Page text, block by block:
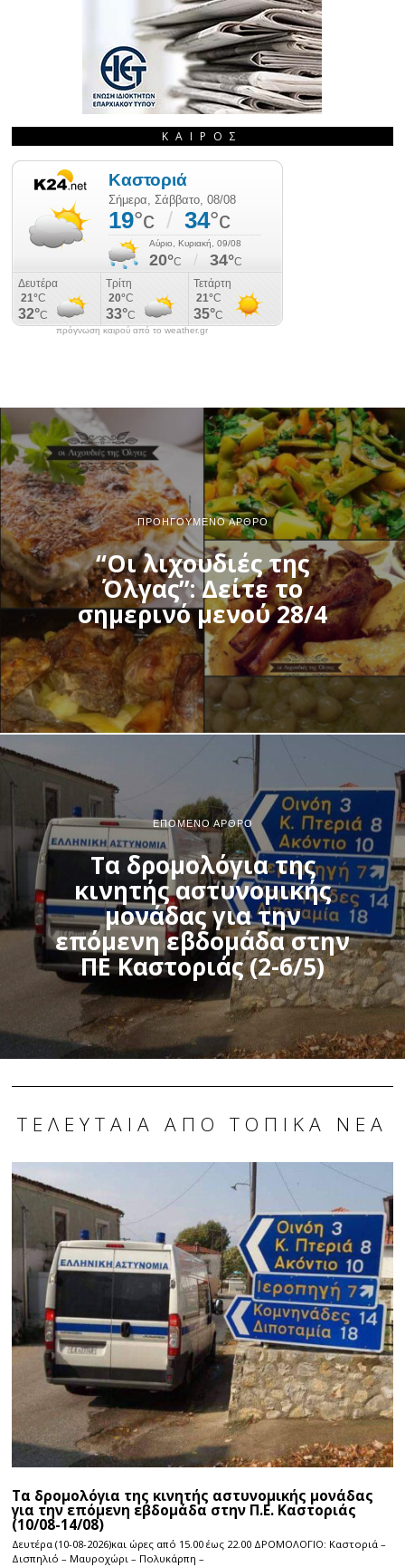
ΚΑΙΡΌΣ
πρόγνωση καιρού από το weather.gr
ΠΡΟΗΓΟΎΜΕΝΟ ΆΡΘΡΟ
“Οι λιχουδιές της
Όλγας”: Δείτε το
σημερινό μενού 28/4
ΕΠΌΜΕΝΟ ΆΡΘΡΟ
Τα δρομολόγια της
κινητής αστυνομικής
μονάδας για την
επόμενη εβδομάδα στην
ΠΕ Καστοριάς (2-6/5)
ΤΕΛΕΥΤΑΊΑ ΑΠΌ ΤΟΠΙΚΆ ΝΈΑ
Τα δρομολόγια της κινητής αστυνομικής μονάδας
για την επόμενη εβδομάδα στην Π.Ε. Καστοριάς
(10/08-14/08)
Δευτέρα (10-08-2026)και ώρες από 15.00 έως 22.00 ΔΡΟΜΟΛΟΓΙΟ: Καστοριά –
Δισπηλιό – Μαυροχώρι – Πολυκάρπη –